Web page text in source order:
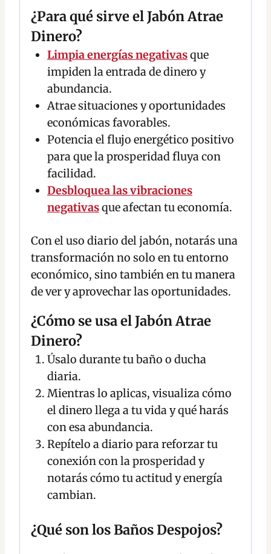
¿Para qué sirve el Jabón Atrae
Dinero?
Limpia energías negativasque
impiden la entrada de dinero y
abundancia.
Atrae situaciones y oportunidades
económicas favorables.
Potencia el flujo energético positivo
para que la prosperidad fluya con
facilidad.
Desbloquea las vibraciones
negativasque afectan tu economía.
Con el uso diario del jabón, notarás una
transformación no solo en tu entorno
económico, sino también en tu manera
de ver y aprovechar las oportunidades.
¿Cómo se usa el Jabón Atrae
Dinero?
Úsalo durante tu baño o ducha
diaria.
Mientras lo aplicas, visualiza cómo
el dinero llega a tu vida y qué harás
con esa abundancia.
Repítelo a diario para reforzar tu
conexión con la prosperidad y
notarás cómo tu actitud y energía
cambian.
¿Qué son los Baños Despojos?